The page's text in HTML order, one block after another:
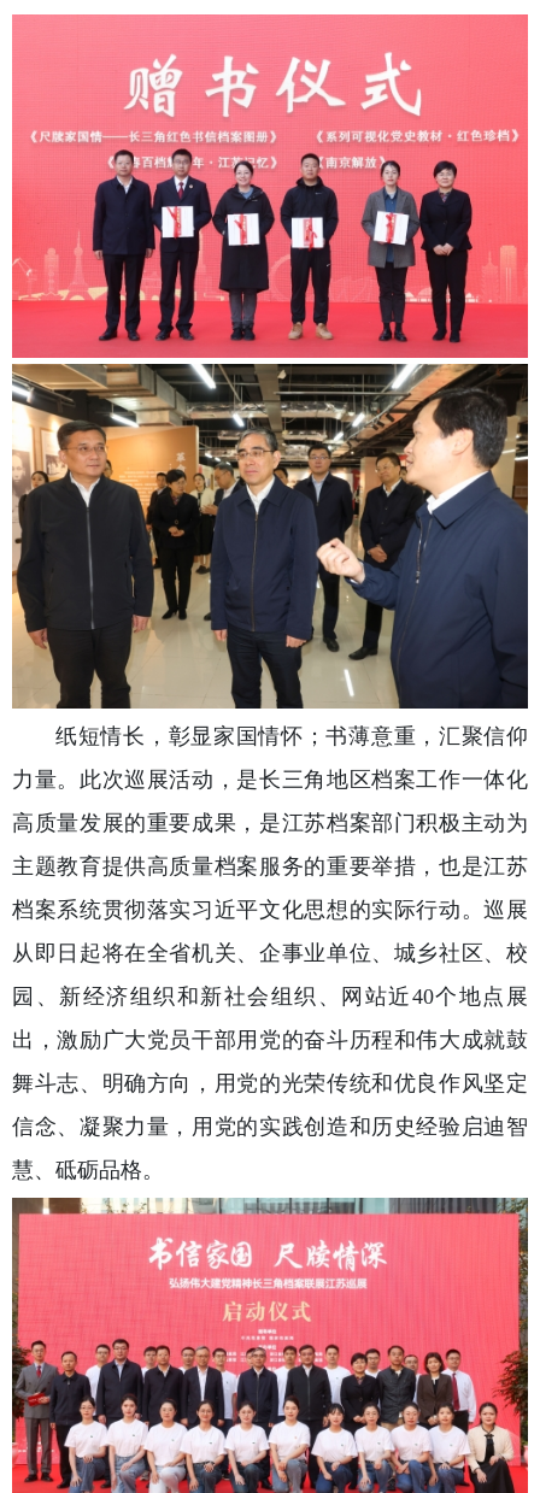
纸短情长，彰显家国情怀；书薄意重，汇聚信仰
力量。此次巡展活动，是长三角地区档案工作一体化
高质量发展的重要成果，是江苏档案部门积极主动为
主题教育提供高质量档案服务的重要举措，也是江苏
档案系统贯彻落实习近平文化思想的实际行动。巡展
从即日起将在全省机关、企事业单位、城乡社区、校
园、新经济组织和新社会组织、网站近40个地点展
出，激励广大党员干部用党的奋斗历程和伟大成就鼓
舞斗志、明确方向，用党的光荣传统和优良作风坚定
信念、凝聚力量，用党的实践创造和历史经验启迪智
慧、砥砺品格。